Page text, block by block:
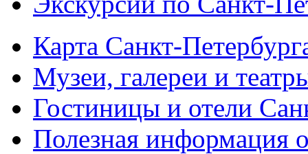
Карта Санкт-
Музеи, галереи и
Гостиницы и отели
Полезная информация